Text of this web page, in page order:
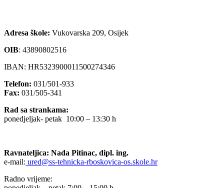
Adresa škole: Vukovarska 209, Osijek
OIB: 43890802516
IBAN: HR5323900011500274346
Telefon: 031/501-933
Fax: 031/505-341
Rad sa strankama:
ponedjeljak- petak 10:00 – 13:30 h
Ravnateljica: Nada Pitinac, dipl. ing.
e-mail: ured@ss-tehnicka-rboskovica-os.skole.hr
Radno vrijeme: